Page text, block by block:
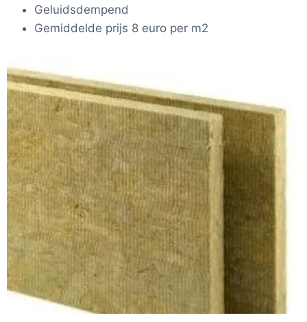
Geluidsdempend
Gemiddelde prijs 8 euro per m2